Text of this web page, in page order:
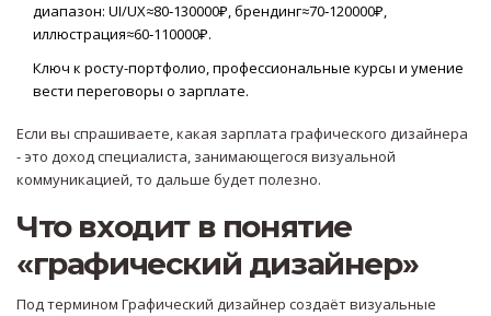
диапазон: UI/UX≈80‑130000₽, брендинг≈70‑120000₽,
иллюстрация≈60‑110000₽.
Ключ к росту-портфолио, профессиональные курсы и умение
вести переговоры о зарплате.
Если вы спрашиваете, какая зарплата графического дизайнера
- это доход специалиста, занимающегося визуальной
коммуникацией, то дальше будет полезно.
Что входит в понятие
«графический дизайнер»
Под термином Графический дизайнер создаёт визуальные